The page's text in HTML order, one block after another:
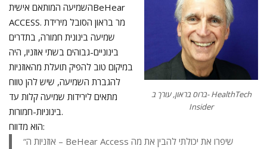
ברוס בראון, עורך ב- HealthTech
Insider
השמיעה המותאם אישיתBeHear
ACCESS. מר בראון הסובל מירידת
שמיעה בינונית חמורה, בתדרים
בינוניים-גבוהים בשתי אוזניו, היה
במיקום טוב להפיק תועלת מהאוזניות
להגברת השמיעה, שיש להן טווח
מתאים לירידות שמיעה קלות עד
בינוניות-חמורות.
הוא מדווח:
“אוזניות ה – BeHear Access שיפרו את יכולתי להבין את מה